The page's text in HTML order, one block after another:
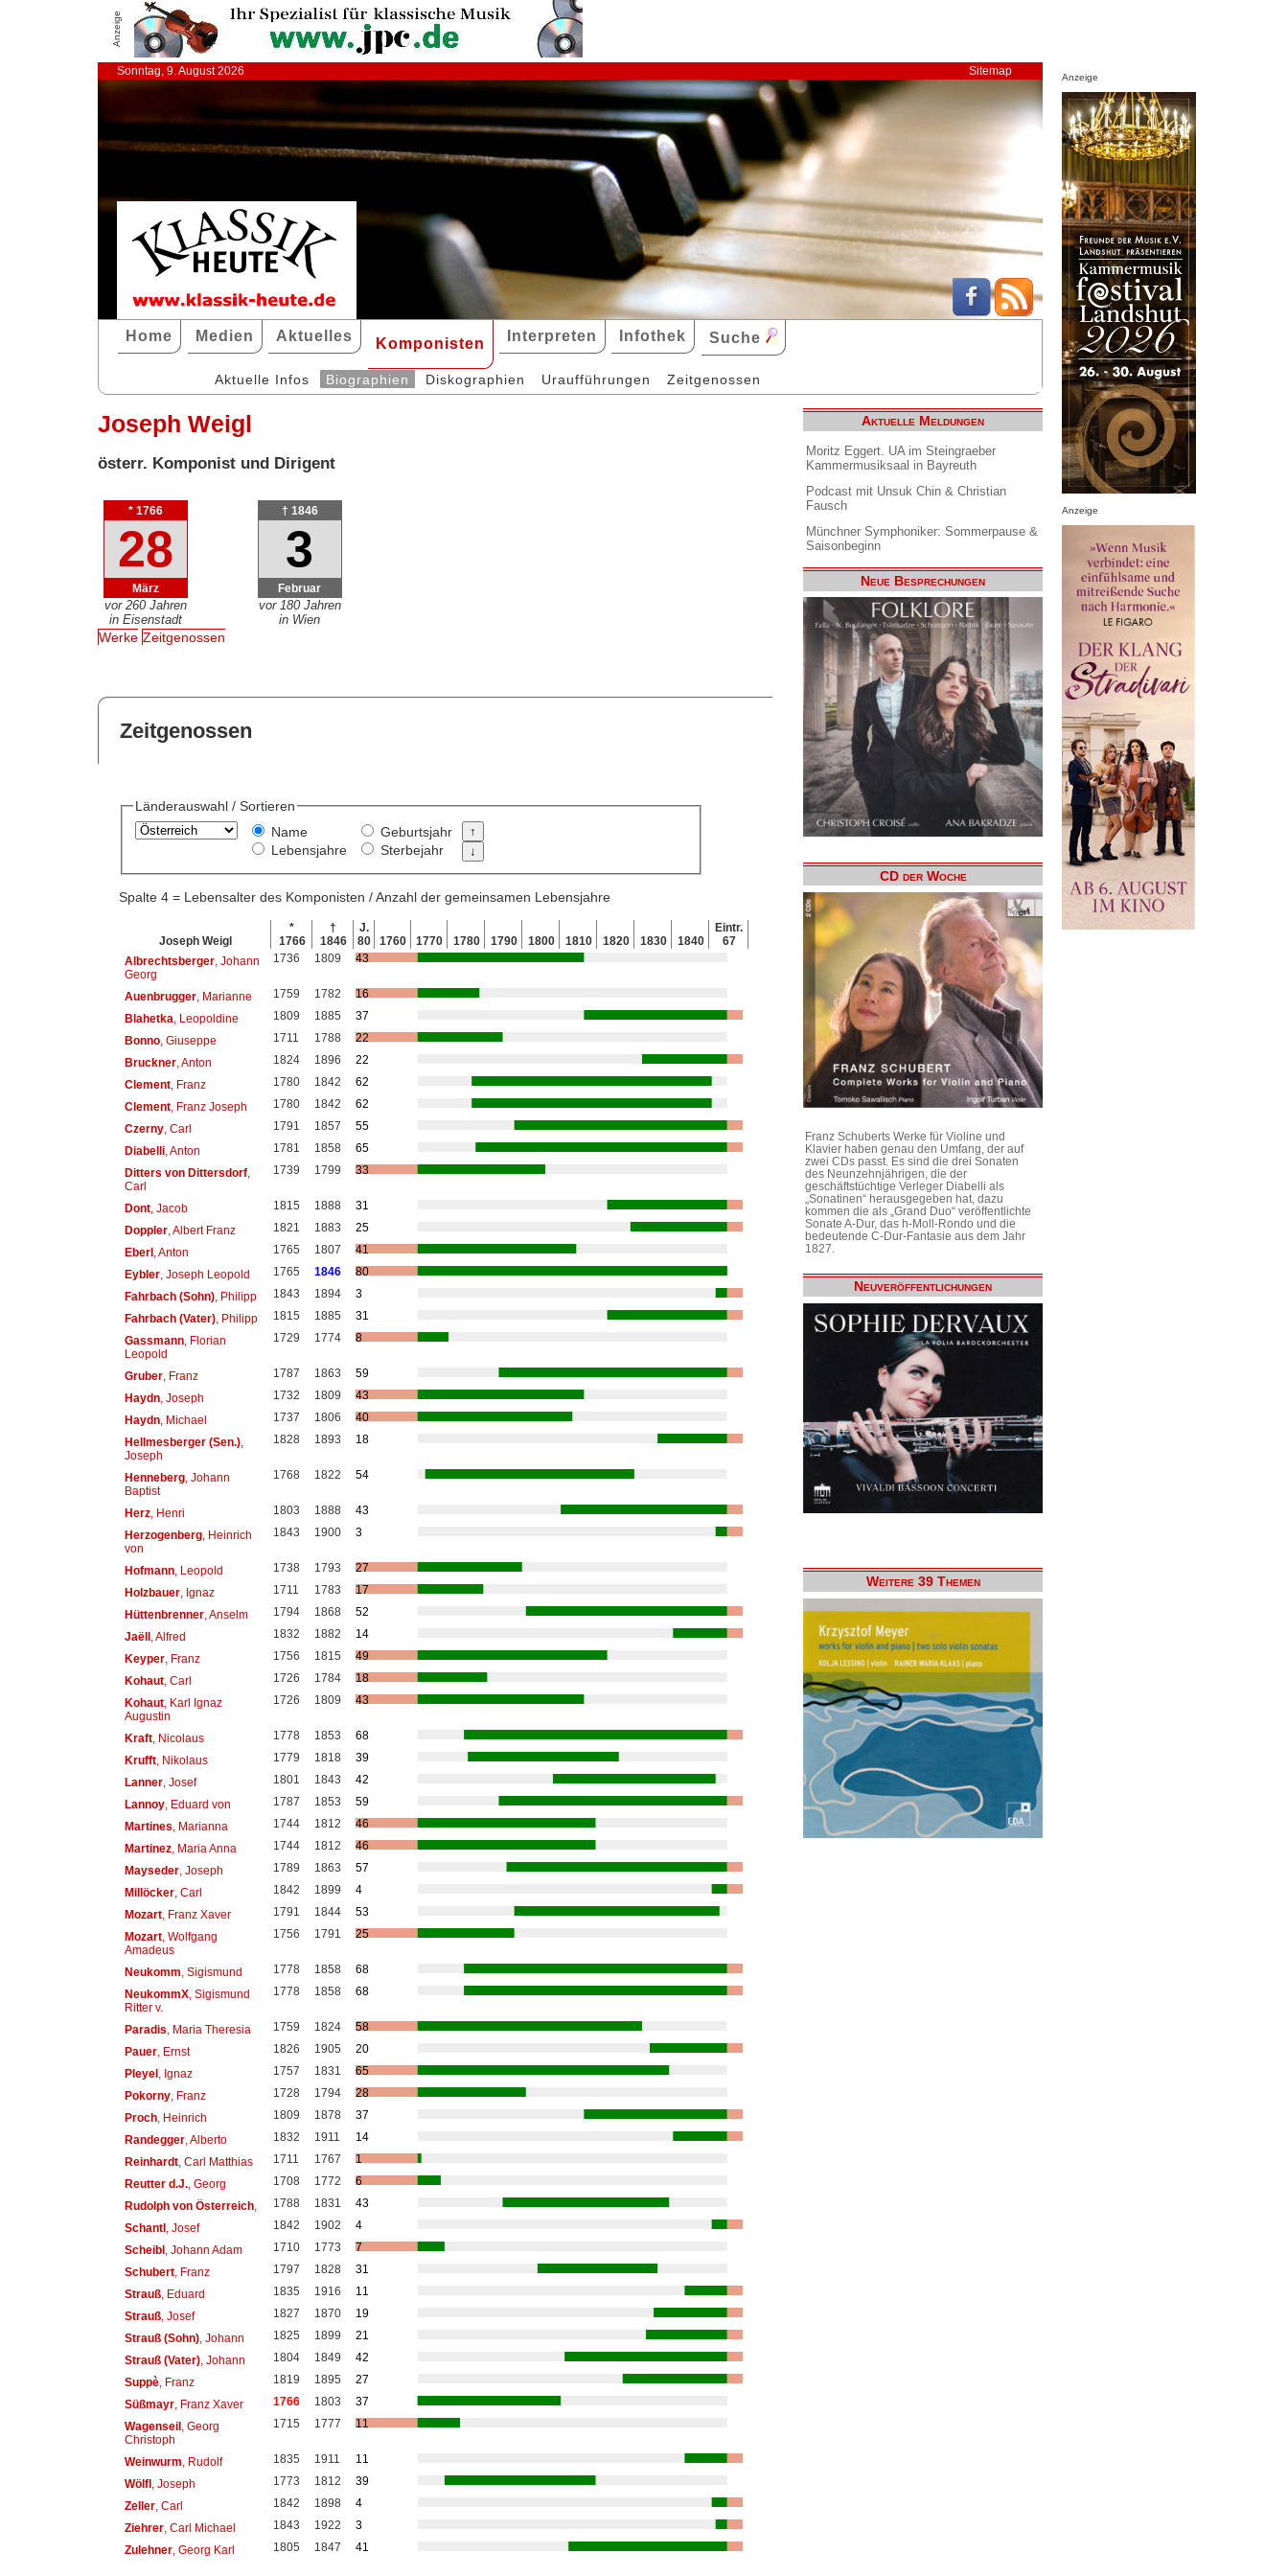
Anzeige
Sonntag, 9. August 2026 Sitemap
Home Medien Aktuelles Komponisten Interpreten Infothek Suche
Aktuelle Infos Biographien Diskographien Uraufführungen Zeitgenossen
Joseph Weigl
österr. Komponist und Dirigent
* 1766
28
März
vor 260 Jahren
in Eisenstadt
† 1846
3
Februar
vor 180 Jahren
in Wien
Werke Zeitgenossen
Zeitgenossen
Länderauswahl / Sortieren
Name
Lebensjahre
Geburtsjahr
Sterbejahr
Spalte 4 = Lebensalter des Komponisten / Anzahl der gemeinsamen Lebensjahre
Joseph Weigl
*
1766
†
1846
J.
80
1760 1770 1780 1790 1800 1810 1820 1830 1840
Eintr.
67
Albrechtsberger, Johann
Georg
1736 1809 43
Auenbrugger, Marianne 1759 1782
16
Blahetka , Leopoldine 1809 1885
37
Bonno, Giuseppe 1711 1788
22
Bruckner, Anton 1824 1896
22
Clement, Franz 1780 1842
62
Clement, Franz Joseph 1780 1842
62
Czerny, Carl 1791 1857
55
Diabelli, Anton 1781 1858
65
Ditters von Dittersdorf,
Carl
1739 1799 33
Dont, Jacob 1815 1888
31
Doppler, Albert Franz 1821 1883
25
Eberl, Anton 1765 1807
41
Eybler, Joseph Leopold 1765 1846
80
Fahrbach (Sohn), Philipp 1843 1894
3
Fahrbach (Vater), Philipp 1815 1885
31
Gassmann, Florian
Leopold
1729 1774 8
Gruber, Franz 1787 1863
59
Haydn, Joseph 1732 1809
43
Haydn, Michael 1737 1806
40
Hellmesberger (Sen.),
Joseph
1828 1893 18
Henneberg, Johann
Baptist
1768 1822 54
Herz, Henri 1803 1888
43
Herzogenberg, Heinrich
von
1843 1900 3
Hofmann, Leopold 1738 1793
27
Holzbauer, Ignaz 1711 1783
17
Hüttenbrenner, Anselm 1794 1868
52
Jaëll, Alfred 1832 1882
14
Keyper, Franz 1756 1815
49
Kohaut, Carl 1726 1784
18
Kohaut, Karl Ignaz
Augustin
1726 1809 43
Kraft, Nicolaus 1778 1853
68
Krufft, Nikolaus 1779 1818
39
Lanner, Josef 1801 1843
42
Lannoy, Eduard von 1787 1853
59
Martines , Marianna 1744 1812
46
Martinez, Maria Anna 1744 1812
46
Mayseder, Joseph 1789 1863
57
Millöcker, Carl 1842 1899
4
Mozart, Franz Xaver 1791 1844
53
Mozart, Wolfgang
Amadeus
1756 1791 25
Neukomm , Sigismund 1778 1858
68
NeukommX, Sigismund
Ritter v.
1778 1858 68
Paradis , Maria Theresia 1759 1824
58
Pauer, Ernst 1826 1905
20
Pleyel, Ignaz 1757 1831
65
Pokorny, Franz 1728 1794
28
Proch, Heinrich 1809 1878
37
Randegger, Alberto 1832 1911
14
Reinhardt, Carl Matthias 1711 1767
1
Reutter d.J., Georg 1708 1772
6
Rudolph von Österreich, 1788 1831
43
Schantl, Josef 1842 1902
4
Scheibl, Johann Adam 1710 1773
7
Schubert, Franz 1797 1828
31
Strauß, Eduard 1835 1916
11
Strauß, Josef 1827 1870
19
Strauß (Sohn), Johann 1825 1899
21
Strauß (Vater), Johann 1804 1849
42
Suppè, Franz 1819 1895
27
Süßmayr, Franz Xaver 1766 1803
37
Wagenseil, Georg
Christoph
1715 1777 11
Weinwurm , Rudolf 1835 1911
11
Wölfl, Joseph 1773 1812
39
Zeller, Carl 1842 1898
4
Ziehrer, Carl Michael 1843 1922
3
Zulehner, Georg Karl 1805 1847 41
Aktuelle Meldungen
Moritz Eggert. UA im Steingraeber
Kammermusiksaal in Bayreuth
Podcast mit Unsuk Chin & Christian
Fausch
Münchner Symphoniker: Sommerpause &
Saisonbeginn
Neue Besprechungen
CD der Woche
Franz Schuberts Werke für Violine und
Klavier haben genau den Umfang, der auf
zwei CDs passt. Es sind die drei Sonaten
des Neunzehnjährigen, die der
geschäftstüchtige Verleger Diabelli als
„Sonatinen“ herausgegeben hat, dazu
kommen die als „Grand Duo“ veröffentlichte
Sonate A-Dur, das h-Moll-Rondo und die
bedeutende C-Dur-Fantasie aus dem Jahr
1827.
Neuveröffentlichungen
Weitere 39 Themen
Anzeige
Anzeige